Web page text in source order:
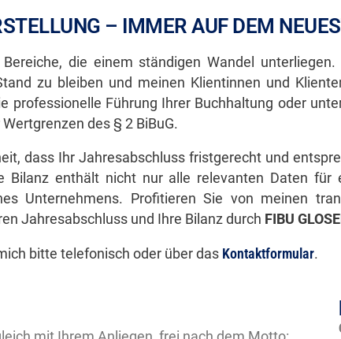
– IMMER AUF DEM
die einem ständigen Wandel
zu bleiben und meinen Klientinnen und
professionelle Führung Ihrer Buchhaltung oder
des § 2 BiBuG.
dass Ihr Jahresabschluss fristgerecht und
Bilanz enthält nicht nur alle relevanten Daten für
Unternehmens. Profitieren Sie von meinen
Jahresabschluss und Ihre Bilanz durch FIBU
bitte telefonisch oder über das Kontaktformular.